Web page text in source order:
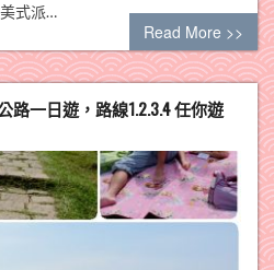
式派…
Read More >>
路一日遊，路線1.2.3.4 任你遊